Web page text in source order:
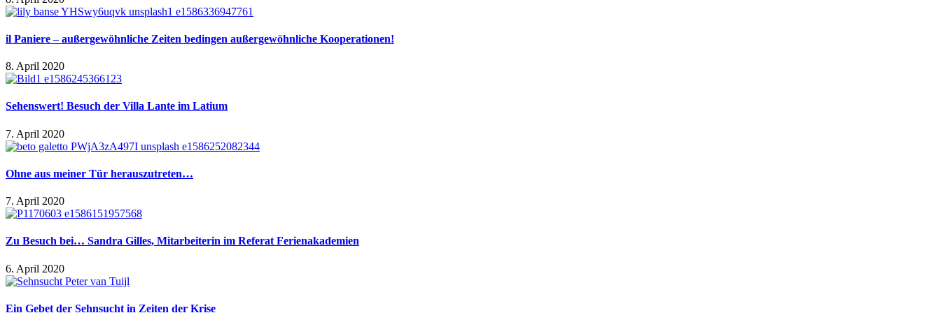
il Paniere – außergewöhnliche Zeiten bedingen außergewöhnliche Kooperationen!
8. April 2020
Sehenswert! Besuch der Villa Lante im Latium
7. April 2020
Ohne aus meiner Tür herauszutreten…
7. April 2020
Zu Besuch bei… Sandra Gilles, Mitarbeiterin im Referat Ferienakademien
6. April 2020
Ein Gebet der Sehnsucht in Zeiten der Krise